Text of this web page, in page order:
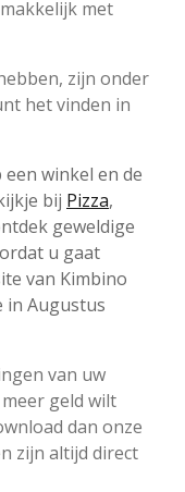
met
zijn onder
het vinden in
winkel en de
bij Pizza,
geweldige
u gaat
van Kimbino
in Augustus
van uw
geld wilt
dan onze
zijn altijd direct